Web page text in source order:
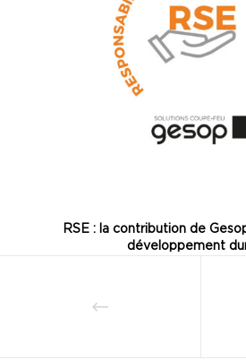
RSE : la contribution de
développement